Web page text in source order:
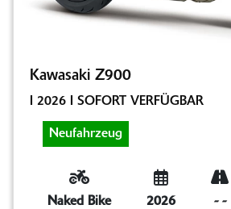
Kawasaki Z900
I 2026 I SOFORT VERFÜGBAR
Neufahrzeug
Naked Bike 2026 - -